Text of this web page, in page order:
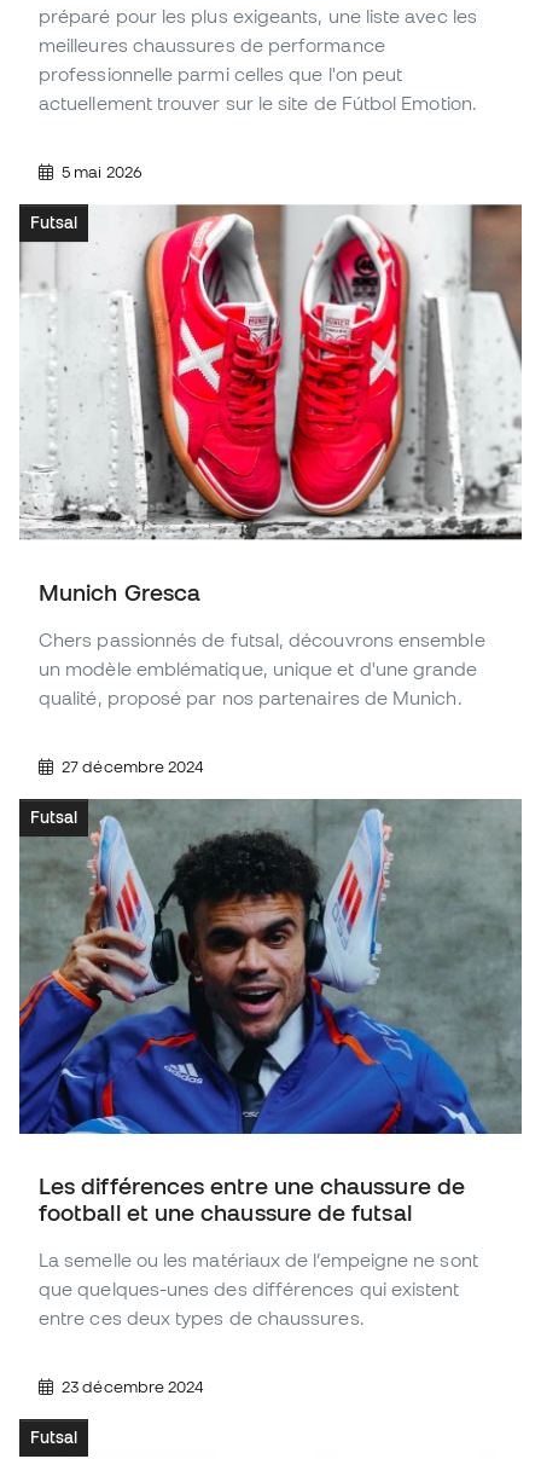
préparé pour les plus exigeants, une liste avec les
meilleures chaussures de performance
professionnelle parmi celles que l'on peut
actuellement trouver sur le site de Fútbol Emotion.
5 mai 2026
Futsal
Munich Gresca
Chers passionnés de futsal, découvrons ensemble
un modèle emblématique, unique et d'une grande
qualité, proposé par nos partenaires de Munich.
27 décembre 2024
Futsal
Les différences entre une chaussure de
football et une chaussure de futsal
La semelle ou les matériaux de l’empeigne ne sont
que quelques-unes des différences qui existent
entre ces deux types de chaussures.
23 décembre 2024
Futsal